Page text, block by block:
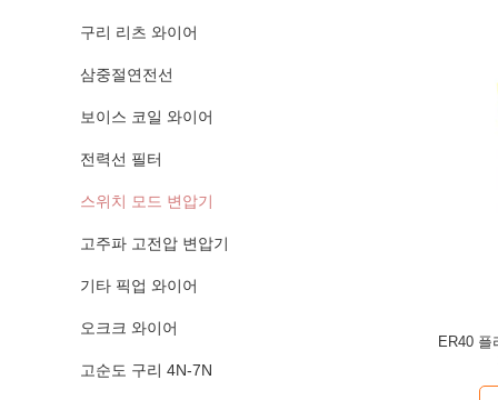
구리 리츠 와이어
삼중절연전선
보이스 코일 와이어
전력선 필터
스위치 모드 변압기
고주파 고전압 변압기
기타 픽업 와이어
오크크 와이어
고순도 구리 4N-7N
ER40